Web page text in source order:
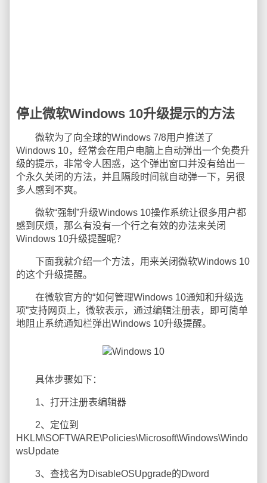
停止微软Windows 10升级提示的方法
微软为了向全球的Windows 7/8用户推送了
Windows 10，经常会在用户电脑上自动弹出一个免费升
级的提示，非常令人困惑，这个弹出窗口并没有给出一
个永久关闭的方法，并且隔段时间就自动弹一下，另很
多人感到不爽。
微软“强制”升级Windows 10操作系统让很多用户都
感到厌烦，那么有没有一个行之有效的办法来关闭
Windows 10升级提醒呢？
下面我就介绍一个方法，用来关闭微软Windows 10
的这个升级提醒。
在微软官方的“如何管理Windows 10通知和升级选
项”支持网页上，微软表示，通过编辑注册表，即可简单
地阻止系统通知栏弹出Windows 10升级提醒。
具体步骤如下：
1、打开注册表编辑器
2、定位到
HKLM\SOFTWARE\Policies\Microsoft\Windows\Windo
wsUpdate
3、查找名为DisableOSUpgrade的Dword